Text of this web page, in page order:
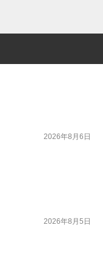
2026年8月6日
2026年8月5日